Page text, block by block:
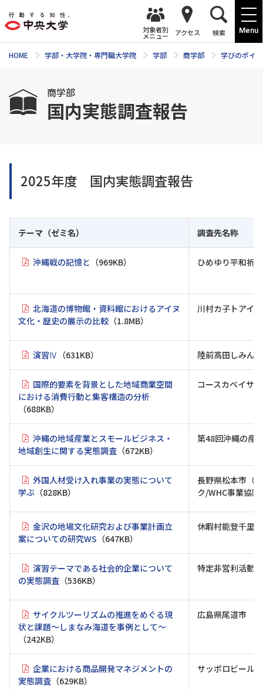
Menu
対象者別
メニュー アクセス 検索
HOME 学部・大学院・専門職大学院 学部 商学部 学びのポイ
商学部
国内実態調査報告
2025年度 国内実態調査報告
テーマ（ゼミ名） 調査先名称
沖縄戦の記憶と （969KB） ひめゆり平和祈
北海道の博物館・資料館におけるアイヌ
文化・歴史の展示の比較 （1.8MB）
川村カ子トアイ
演習Ⅳ （631KB） 陸前高田しみん
国際的要素を背景とした地域商業空間
における消費行動と集客構造の分析
（688KB）
コースカベイサ
沖縄の地域産業とスモールビジネス・
地域創生に関する実態調査 （672KB）
第48回沖縄の産
外国人材受け入れ事業の実態について
学ぶ （828KB）
長野県松本市（
ク/WHC事業協
金沢の地場文化研究および事業計画立
案についての研究WS （647KB）
休暇村能登千里浜
演習テーマである社会的企業について
の実態調査 （536KB）
特定非営利活動
サイクルツーリズムの推進をめぐる現
状と課題〜しまなみ海道を事例として〜
（242KB）
広島県尾道市
企業における商品開発マネジメントの
実態調査 （629KB）
サッポロビール